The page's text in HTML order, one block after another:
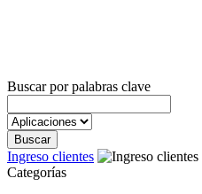
Buscar por palabras clave
Ingreso clientes
Categorías